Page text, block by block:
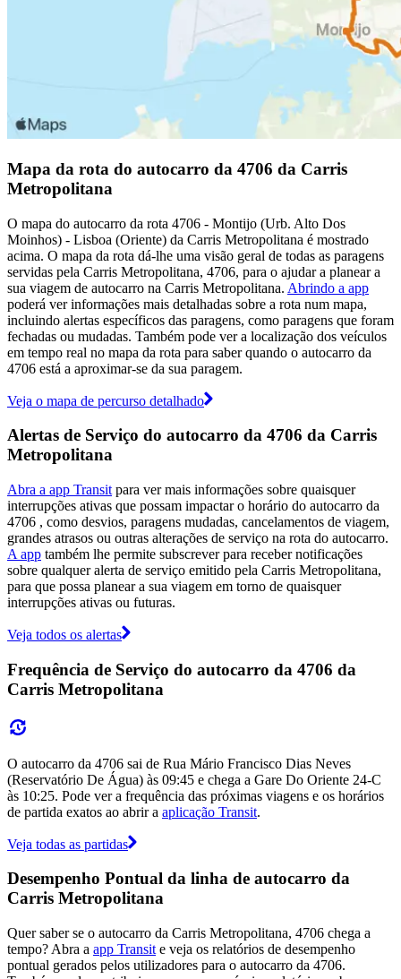
Mapa da rota do autocarro da 4706 da Carris
Metropolitana
O mapa do autocarro da rota 4706 - Montijo (Urb. Alto Dos
Moinhos) - Lisboa (Oriente) da Carris Metropolitana é mostrado
acima. O mapa da rota dá-lhe uma visão geral de todas as paragens
servidas pela Carris Metropolitana, 4706, para o ajudar a planear a
sua viagem de autocarro na Carris Metropolitana. Abrindo a app
poderá ver informações mais detalhadas sobre a rota num mapa,
incluindo alertas específicos das paragens, como paragens que foram
fechadas ou mudadas. Também pode ver a localização dos veículos
em tempo real no mapa da rota para saber quando o autocarro da
4706 está a aproximar-se da sua paragem.
Veja o mapa de percurso detalhado
Alertas de Serviço do autocarro da 4706 da Carris
Metropolitana
Abra a app Transit para ver mais informações sobre quaisquer
interrupções ativas que possam impactar o horário do autocarro da
4706 , como desvios, paragens mudadas, cancelamentos de viagem,
grandes atrasos ou outras alterações de serviço na rota do autocarro.
A app também lhe permite subscrever para receber notificações
sobre qualquer alerta de serviço emitido pela Carris Metropolitana,
para que possa planear a sua viagem em torno de quaisquer
interrupções ativas ou futuras.
Veja todos os alertas
Frequência de Serviço do autocarro da 4706 da
Carris Metropolitana
O autocarro da 4706 sai de Rua Mário Francisco Dias Neves
(Reservatório De Água) às 09:45 e chega a Gare Do Oriente 24-C
às 10:25. Pode ver a frequência das próximas viagens e os horários
de partida exatos ao abrir a aplicação Transit.
Veja todas as partidas
Desempenho Pontual da linha de autocarro da
Carris Metropolitana
Quer saber se o autocarro da Carris Metropolitana, 4706 chega a
tempo? Abra a app Transit e veja os relatórios de desempenho
pontual gerados pelos utilizadores para o autocarro da 4706.